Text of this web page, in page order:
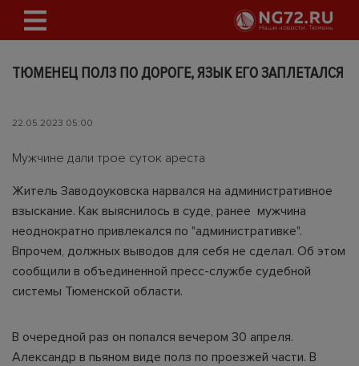
ТЮМЕНЕЦ ПОЛЗ ПО ДОРОГЕ, ЯЗЫК ЕГО ЗАПЛЕТАЛСЯ
22.05.2023 05:00
Мужчине дали трое суток ареста
Житель Заводоуковска нарвался на административное
взыскание. Как выяснилось в суде, ранее мужчина
неоднократно привлекался по "административке".
Впрочем, должных выводов для себя не сделал. Об этом
сообщили в объединенной пресс-службе судебной
системы Тюменской области.
В очередной раз он попался вечером 30 апреля.
Александр в пьяном виде полз по проезжей части. В